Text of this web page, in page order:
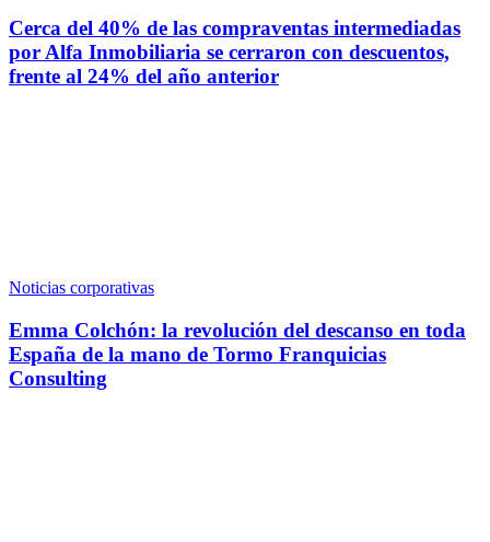
Cerca del 40% de las compraventas intermediadas
por Alfa Inmobiliaria se cerraron con descuentos,
frente al 24% del año anterior
Noticias corporativas
Emma Colchón: la revolución del descanso en toda
España de la mano de Tormo Franquicias
Consulting